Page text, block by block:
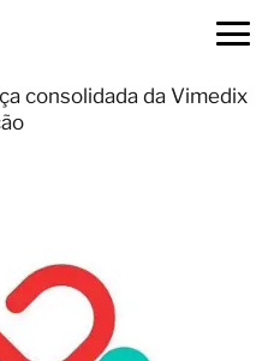
consolidada da Vimedix